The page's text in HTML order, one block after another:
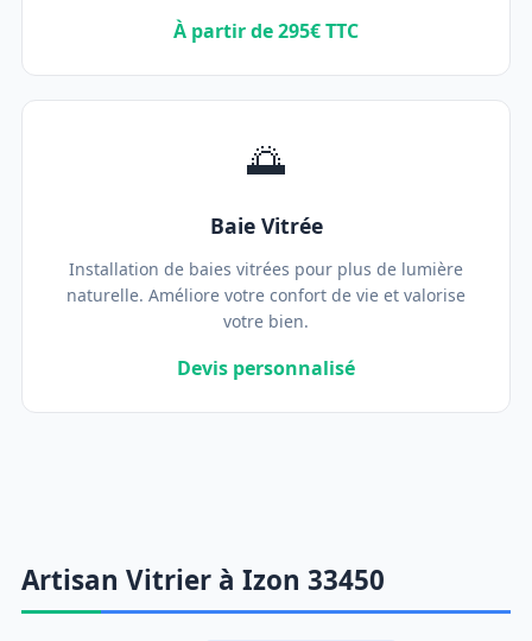
À partir de 295€ TTC
🌅
Baie Vitrée
Installation de baies vitrées pour plus de lumière
naturelle. Améliore votre confort de vie et valorise
votre bien.
Devis personnalisé
Artisan Vitrier à Izon 33450